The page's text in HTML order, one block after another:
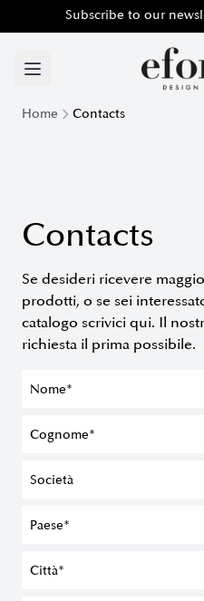
Subscribe to our
Subscribe to our
Home Contacts
Contacts
Se desideri ricevere
prodotti, o se sei
catalogo scrivici qui. Il
richiesta il prima possibile.